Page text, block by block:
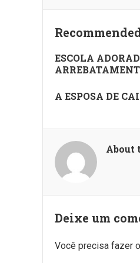
ESCOLA
A ESPOSA DE
About
Deixe um
Você precisa fazer o